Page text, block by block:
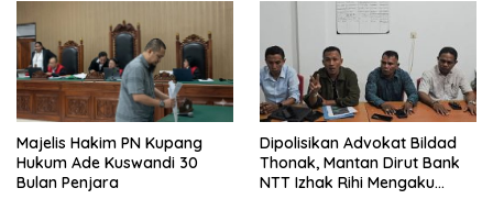
Majelis Hakim PN Kupang
Hukum Ade Kuswandi 30
Bulan Penjara
Dipolisikan Advokat Bildad
Thonak, Mantan Dirut Bank
NTT Izhak Rihi Mengaku